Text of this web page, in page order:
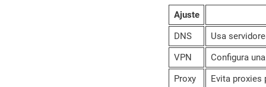
Ajuste
DNS
Usa
VPN
Configura
Proxy
Evita proxies